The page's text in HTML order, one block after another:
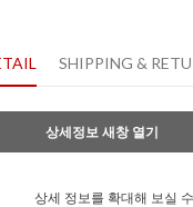
SHIPPING &
상세정보 새창 열기
상세 정보를 확대해 보실